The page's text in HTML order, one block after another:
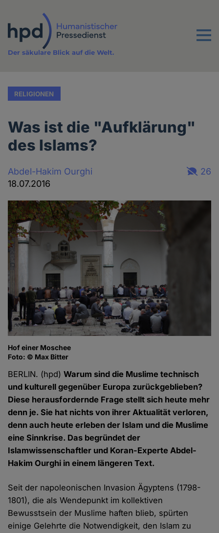
Inhalt
Menu
Der säkulare Blick auf die Welt.
RELIGIONEN
Was ist die "Aufklärung"
des Islams?
Abdel-Hakim Ourghi
18.07.2016
26
Hof einer Moschee
Foto: © Max Bitter
BERLIN. (hpd)Warum sind die Muslime technisch
und kulturell gegenüber Europa zurückgeblieben?
Diese herausfordernde Frage stellt sich heute mehr
denn je. Sie hat nichts von ihrer Aktualität verloren,
denn auch heute erleben der Islam und die Muslime
eine Sinnkrise. Das begründet der
Islamwissenschaftler und Koran-Experte Abdel-
Hakim Ourghi in einem längeren Text.
Seit der napoleonischen Invasion Ägyptens (1798-
1801), die als Wendepunkt im kollektiven
Bewusstsein der Muslime haften blieb, spürten
einige Gelehrte die Notwendigkeit, den Islam zu